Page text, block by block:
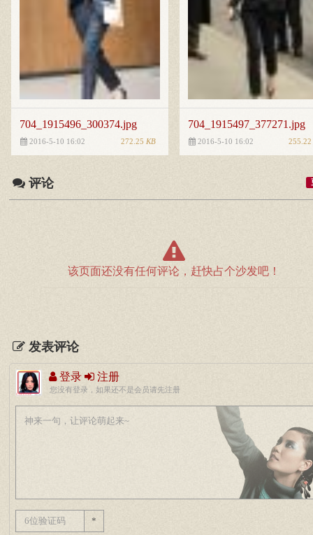
704_1915496_300374.jpg
2016-5-10 16:02 272.25 KB
704_1915497_377271.jpg
2016-5-10 16:02 255.22
评论
该页面还没有任何评论，赶快占个沙发吧！
发表评论
登录 注册
您没有登录，如果还不是会员请先注册
*